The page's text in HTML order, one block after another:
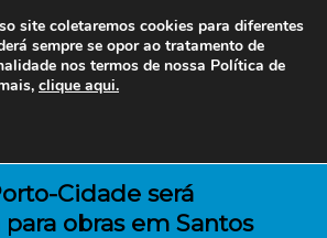
Cidade será
obras em Santos
site coletaremos cookies para diferentes
sempre se opor ao tratamento de
nos termos de nossa Política de
clique aqui.